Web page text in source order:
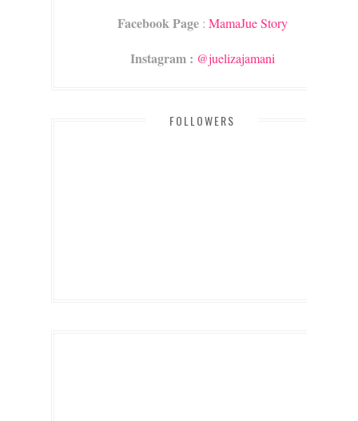
Facebook Page: MamaJue Story
Instagram : @juelizajamani
FOLLOWERS